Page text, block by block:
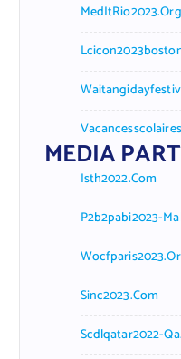
MedItRio2023.org
MEDIA
Isth2022.com
P2b2pabi2023-
Sinc2023.com
Scdlqatar2022-